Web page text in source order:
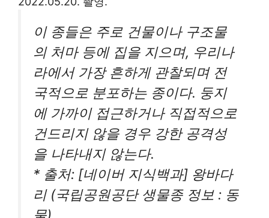
이 종들은 주로 건물이나 구조물
의 처마 등에 집을 지으며, 우리나
라에서 가장 흔하게 관찰되며 전
국적으로 분포하는 종이다. 둥지
에 가까이 접근하거나 직접적으로
건드리지 않을 경우 강한 공격성
을 나타내지 않는다.
* 출처: [네이버 지식백과] 왕바다
리 (국립공원공단 생물종 정보 : 동